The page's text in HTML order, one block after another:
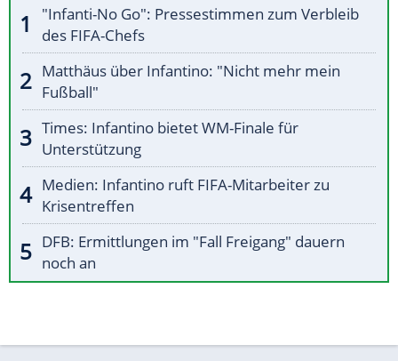
"Infanti-No Go": Pressestimmen zum Verbleib
des FIFA-Chefs
Matthäus über Infantino: "Nicht mehr mein
Fußball"
Times: Infantino bietet WM-Finale für
Unterstützung
Medien: Infantino ruft FIFA-Mitarbeiter zu
Krisentreffen
DFB: Ermittlungen im "Fall Freigang" dauern
noch an